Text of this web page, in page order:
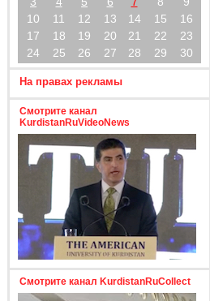
10
11 12 13 14 15
16
17
18 19 20 21 22
23
24
25 26 27 28 29 30
На правах рекламы
Смотрите канал
KurdistanRuVideoNews
Смотрите канал KurdistanRuCollect